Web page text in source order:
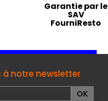
Garantie par le
SAV
FourniResto
à notre newsletter